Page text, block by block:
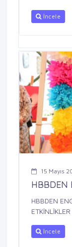
İncele
15 Mayıs
HBBDEN
HBBDEN
ETKİNLİKLER
İncele